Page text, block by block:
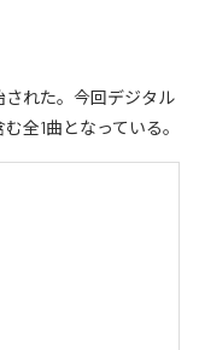
された。今回デジタル
む全1曲となっている。